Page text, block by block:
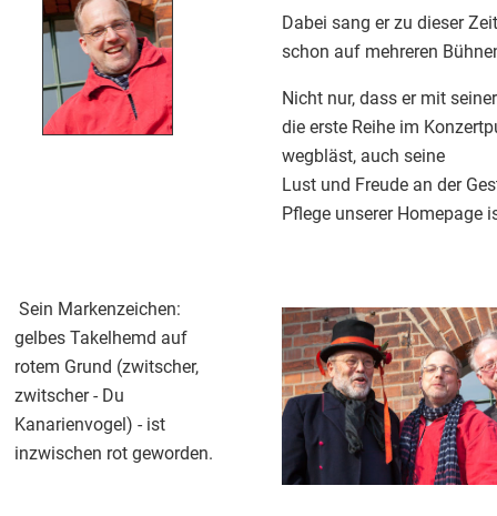
Dabei sang er zu dieser
schon auf mehreren
Nicht nur, dass er mit
die erste Reihe im
wegbläst, auch seine
Lust und Freude an der
Pflege unserer Homepage
Sein Markenzeichen:
gelbes Takelhemd auf
rotem Grund (zwitscher,
zwitscher - Du
Kanarienvogel) - ist
inzwischen rot geworden.